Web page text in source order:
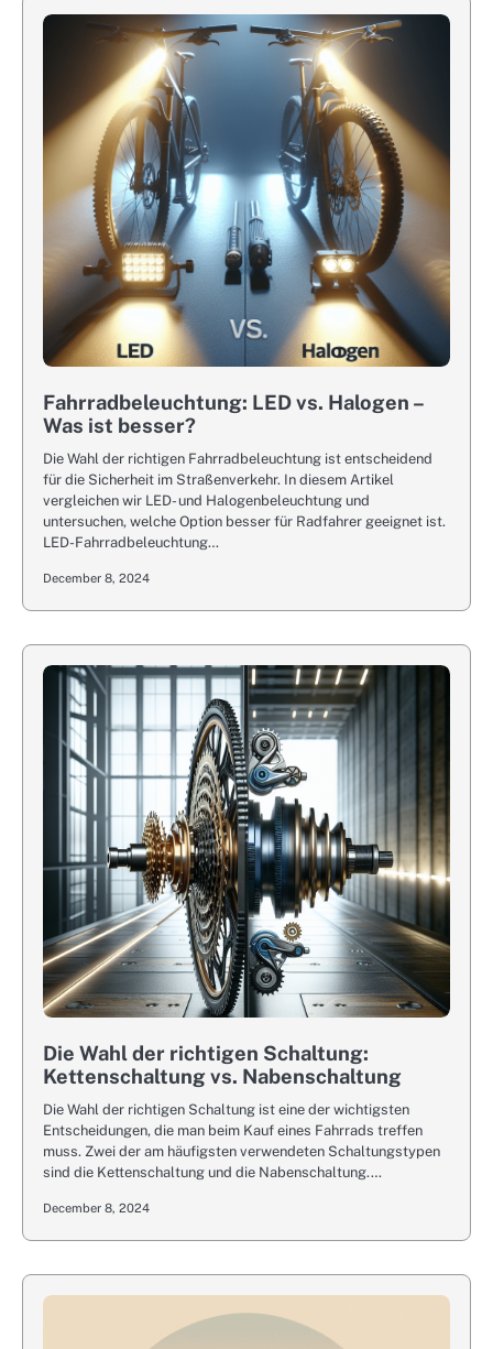
Fahrradbeleuchtung: LED vs. Halogen –
Was ist besser?
Die Wahl der richtigen Fahrradbeleuchtung ist entscheidend
für die Sicherheit im Straßenverkehr. In diesem Artikel
vergleichen wir LED- und Halogenbeleuchtung und
untersuchen, welche Option besser für Radfahrer geeignet ist.
LED-Fahrradbeleuchtung…
December 8, 2024
Die Wahl der richtigen Schaltung:
Kettenschaltung vs. Nabenschaltung
Die Wahl der richtigen Schaltung ist eine der wichtigsten
Entscheidungen, die man beim Kauf eines Fahrrads treffen
muss. Zwei der am häufigsten verwendeten Schaltungstypen
sind die Kettenschaltung und die Nabenschaltung.…
December 8, 2024